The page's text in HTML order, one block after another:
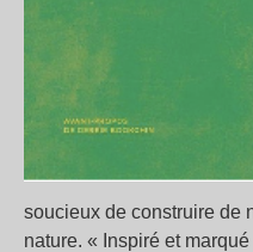
soucieux de construire de
nature. « Inspiré et